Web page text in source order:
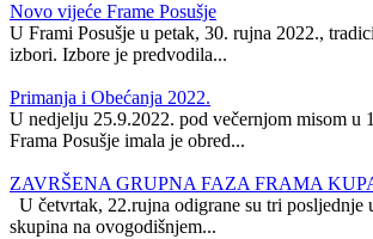
Novo vijeće Frame Posušje
U Frami Posušje u petak, 30. rujna 2022.,
izbori. Izbore je predvodila...
Primanja i Obećanja 2022.
U nedjelju 25.9.2022. pod večernjom misom u
Frama Posušje imala je obred...
ZAVRŠENA GRUPNA FAZA FRAMA
U četvrtak, 22.rujna odigrane su tri posljednje
skupina na ovogodišnjem...